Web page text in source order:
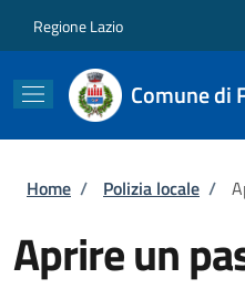
Regione Lazio
Comune di
Briciole di
Home / Polizia locale /
Aprire un